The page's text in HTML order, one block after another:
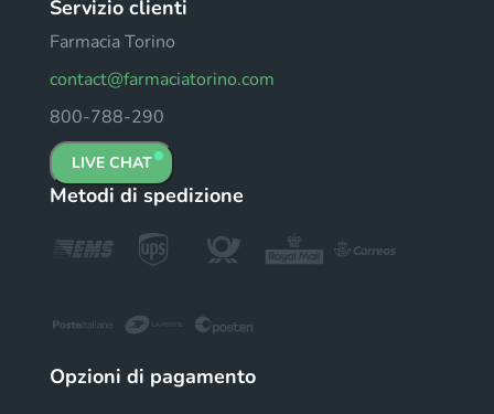
Servizio clienti
Farmacia Torino
contact@farmaciatorino.com
800-788-290
LIVE CHAT
Metodi di spedizione
Opzioni di pagamento